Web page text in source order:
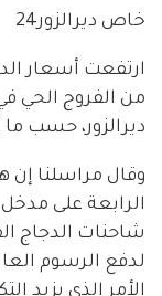
خاص ديرالزور24
من الفروج الحي
ديرالزور، حسب ما
وقال مراسلنا إن
الرابعة على مدخل
شاحنات الدجاج
لدفع الرسوم
الأمر الذي يزيد